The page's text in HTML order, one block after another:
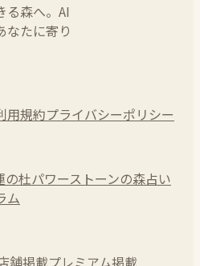
る森へ。AI
なたに寄り
用規約プライバシーポリシー
の杜パワーストーンの森占い
ム
舗掲載プレミアム掲載